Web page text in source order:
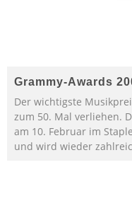
Grammy-Awards
Der wichtigste
zum 50. Mal verliehen.
am 10. Februar im
und wird wieder